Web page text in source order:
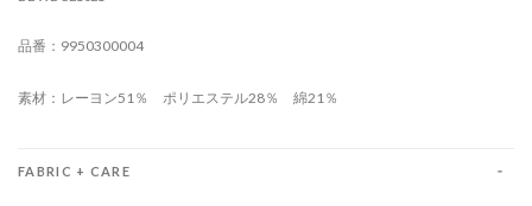
品番：9950300004
素材：レーヨン51％ ポリエステル28％ 綿21％
FABRIC + CARE